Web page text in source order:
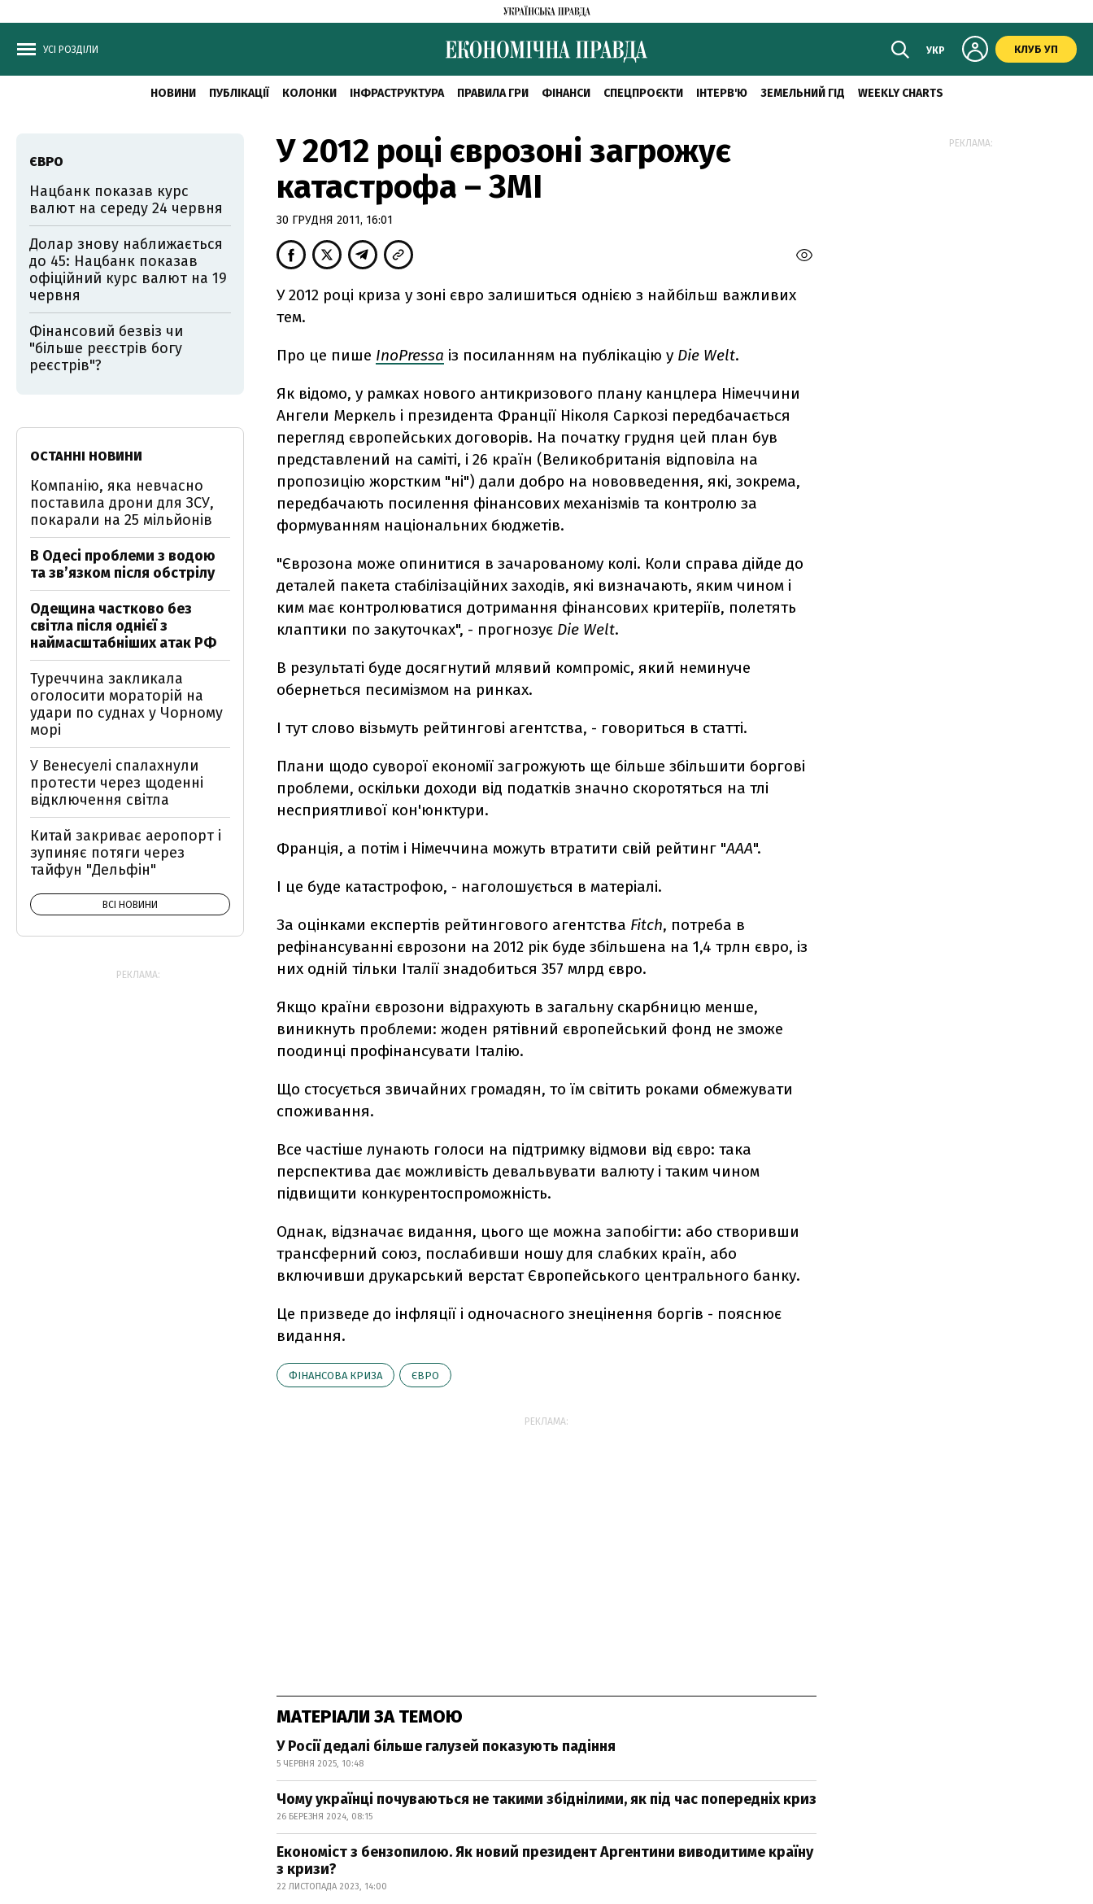
УСІ РОЗДІЛИ УКР КЛУБ УП
НОВИНИ ПУБЛІКАЦІЇ КОЛОНКИ ІНФРАСТРУКТУРА ПРАВИЛА ГРИ ФІНАНСИ СПЕЦПРОЄКТИ ІНТЕРВ'Ю ЗЕМЕЛЬНИЙ ГІД WEEKLY CHARTS
У 2012 році єврозоні загрожує
катастрофа – ЗМІ
30 ГРУДНЯ 2011, 16:01
У 2012 році криза у зоні євро залишиться однією з найбільш важливих
тем.
Про це пише InoPressa із посиланням на публікацію у Die Welt.
Як відомо, у рамках нового антикризового плану канцлера Німеччини
Ангели Меркель і президента Франції Ніколя Саркозі передбачається
перегляд європейських договорів. На початку грудня цей план був
представлений на саміті, і 26 країн (Великобританія відповіла на
пропозицію жорстким "ні") дали добро на нововведення, які, зокрема,
передбачають посилення фінансових механізмів та контролю за
формуванням національних бюджетів.
"Єврозона може опинитися в зачарованому колі. Коли справа дійде до
деталей пакета стабілізаційних заходів, які визначають, яким чином і
ким має контролюватися дотримання фінансових критеріїв, полетять
клаптики по закуточках", - прогнозує Die Welt.
В результаті буде досягнутий млявий компроміс, який неминуче
обернеться песимізмом на ринках.
І тут слово візьмуть рейтингові агентства, - говориться в статті.
Плани щодо суворої економії загрожують ще більше збільшити боргові
проблеми, оскільки доходи від податків значно скоротяться на тлі
несприятливої кон'юнктури.
Франція, а потім і Німеччина можуть втратити свій рейтинг "ААА".
І це буде катастрофою, - наголошується в матеріалі.
За оцінками експертів рейтингового агентства Fitch, потреба в
рефінансуванні єврозони на 2012 рік буде збільшена на 1,4 трлн євро, із
них одній тільки Італії знадобиться 357 млрд євро.
Якщо країни єврозони відрахують в загальну скарбницю менше,
виникнуть проблеми: жоден рятівний європейський фонд не зможе
поодинці профінансувати Італію.
Що стосується звичайних громадян, то їм світить роками обмежувати
споживання.
Все частіше лунають голоси на підтримку відмови від євро: така
перспектива дає можливість девальвувати валюту і таким чином
підвищити конкурентоспроможність.
Однак, відзначає видання, цього ще можна запобігти: або створивши
трансферний союз, послабивши ношу для слабких країн, або
включивши друкарський верстат Європейського центрального банку.
Це призведе до інфляції і одночасного знецінення боргів - пояснює
видання.
ФІНАНСОВА КРИЗА ЄВРО
РЕКЛАМА:
МАТЕРІАЛИ ЗА ТЕМОЮ
У Росії дедалі більше галузей показують падіння
5 ЧЕРВНЯ 2025, 10:48
Чому українці почуваються не такими збіднілими, як під час попередніх криз
26 БЕРЕЗНЯ 2024, 08:15
Економіст з бензопилою. Як новий президент Аргентини виводитиме країну
з кризи?
22 ЛИСТОПАДА 2023, 14:00
ЄВРО
Нацбанк показав курс
валют на середу 24 червня
Долар знову наближається
до 45: Нацбанк показав
офіційний курс валют на 19
червня
Фінансовий безвіз чи
"більше реєстрів богу
реєстрів"?
ОСТАННІ НОВИНИ
Компанію, яка невчасно
поставила дрони для ЗСУ,
покарали на 25 мільйонів
В Одесі проблеми з водою
та звʼязком після обстрілу
Одещина частково без
світла після однієї з
наймасштабніших атак РФ
Туреччина закликала
оголосити мораторій на
удари по суднах у Чорному
морі
У Венесуелі спалахнули
протести через щоденні
відключення світла
Китай закриває аеропорт і
зупиняє потяги через
тайфун "Дельфін"
ВСІ НОВИНИ
РЕКЛАМА:
РЕКЛАМА: